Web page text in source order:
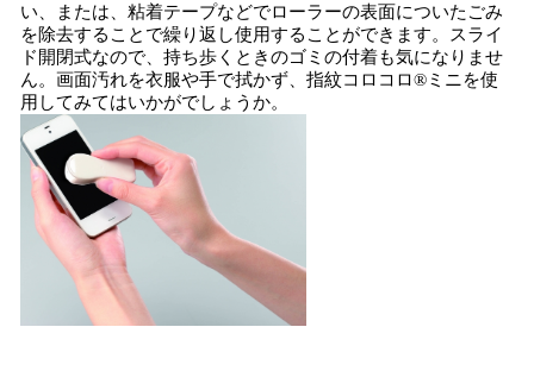
い、または、粘着テープなどでローラーの表面についたごみ
を除去することで繰り返し使用することができます。スライ
ド開閉式なので、持ち歩くときのゴミの付着も気になりませ
ん。画面汚れを衣服や手で拭かず、指紋コロコロ®ミニを使
用してみてはいかがでしょうか。